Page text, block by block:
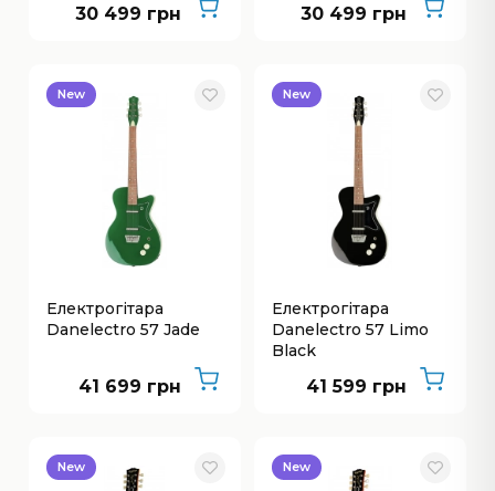
30 499 грн 30 499 грн
New
Електрогітара
Danelectro 57 Jade
41 699 грн
New
Електрогітара
Danelectro 57 Limo
Black
41 599 грн
New New